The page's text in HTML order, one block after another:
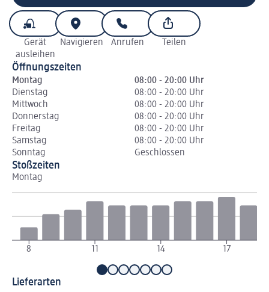
Gerät
ausleihen
Navigieren Anrufen Teilen
Öffnungszeiten
Montag
08:00 - 20:00 Uhr
Dienstag
08:00 - 20:00 Uhr
Mittwoch
08:00 - 20:00 Uhr
Donnerstag
08:00 - 20:00 Uhr
Freitag
08:00 - 20:00 Uhr
Samstag
08:00 - 20:00 Uhr
Sonntag
Geschlossen
Stoßzeiten
Montag
8 11 14 17
Lieferarten